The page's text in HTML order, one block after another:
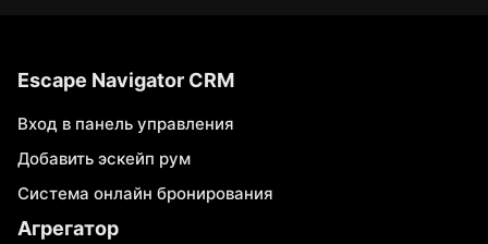
Escape Navigator CRM
Вход в панель управления
Добавить эскейп рум
Система онлайн бронирования
Агрегатор